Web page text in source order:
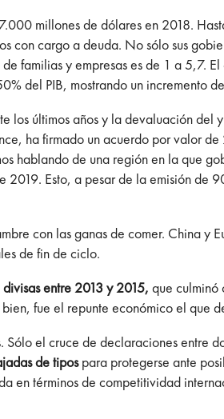
millones de dólares en 2018.
cargo a deuda. No sólo sus
familias y empresas es de 1 a 5,7.
del PIB, mostrando un incremento
los últimos años y la devaluación del
ha firmado un acuerdo por valor
hablando de una región en la que
Esto, a pesar de la emisión de
con las ganas de comer. China
de fin de ciclo.
entre 2013 y 2015, que culminó
fue el repunte económico el que
el cruce de declaraciones entre
de tipospara protegerse ante
términos de competitividad